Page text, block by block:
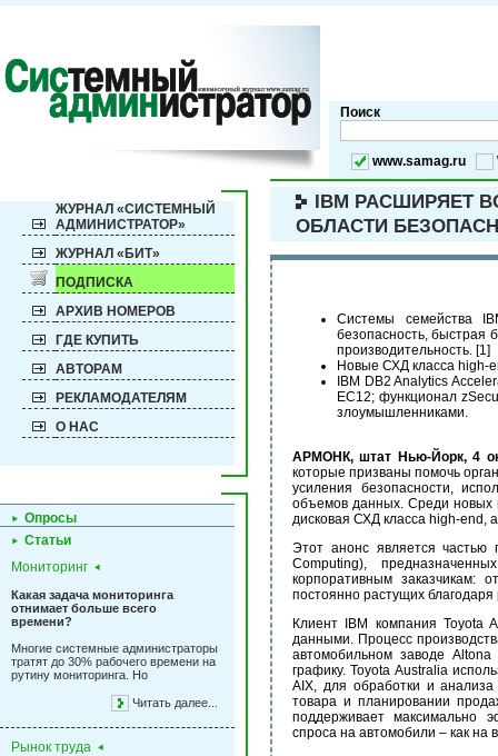
Поиск
www.samag.ru
ЖУРНАЛ «СИСТЕМНЫЙ
АДМИНИСТРАТОР»
ЖУРНАЛ «БИТ»
ПОДПИСКА
АРХИВ НОМЕРОВ
ГДЕ КУПИТЬ
АВТОРАМ
РЕКЛАМОДАТЕЛЯМ
О НАС
Опросы
Статьи
Мониторинг
Какая задача мониторинга
отнимает больше всего
времени?
Многие системные администраторы
тратят до 30% рабочего времени на
рутину мониторинга. Но
Читать далее...
Рынок труда
IBM РАСШИРЯЕТ
ОБЛАСТИ
Системы семейства
безопасность, быстрая
производительность. [1]
Новые СХД класса high-
IBM DB2 Analytics
EC12; функционал
злоумышленниками.
АРМОНК, штат Нью-Йорк, 4
которые призваны помочь
усиления безопасности,
объемов данных. Среди новых
дисковая СХД класса high-end,
Этот анонс является частью
Computing),
корпоративным заказчикам:
постоянно растущих
Клиент IBM компания Toyota
данными. Процесс
автомобильном заводе
графику. Toyota Australia
AIX, для обработки и
товара и планировании
поддерживает максимально
спроса на автомобили – как на